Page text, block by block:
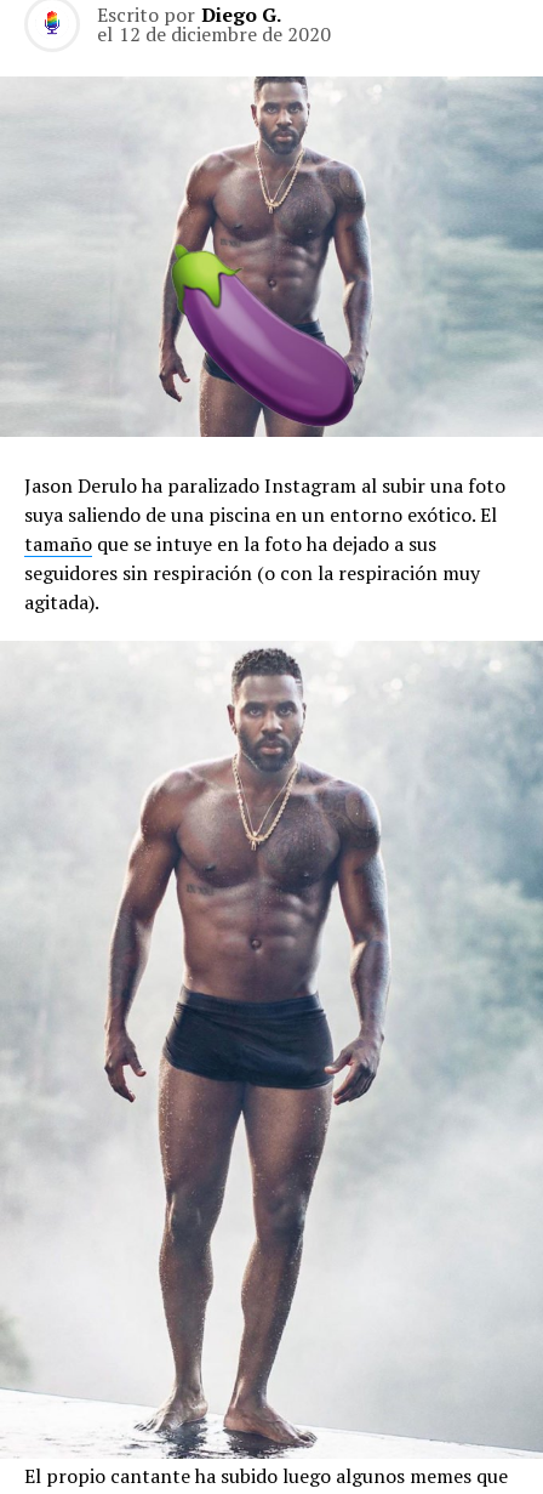
Escrito por Diego G.
el 12 de diciembre de 2020
Jason Derulo ha paralizado Instagram al subir una foto
suya saliendo de una piscina en un entorno exótico. El
tamaño que se intuye en la foto ha dejado a sus
seguidores sin respiración (o con la respiración muy
agitada).
El propio cantante ha subido luego algunos memes que